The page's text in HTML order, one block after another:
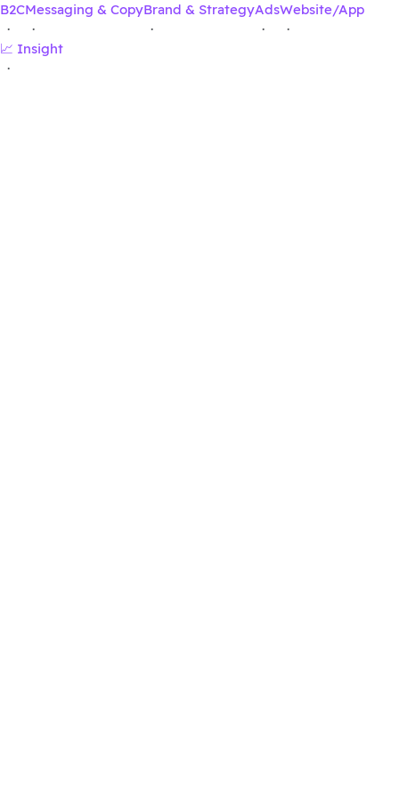
B2C
·
Messaging & Copy
·
Brand & Strategy
·
Ads
·
Website/App
·
📈 Insight
·